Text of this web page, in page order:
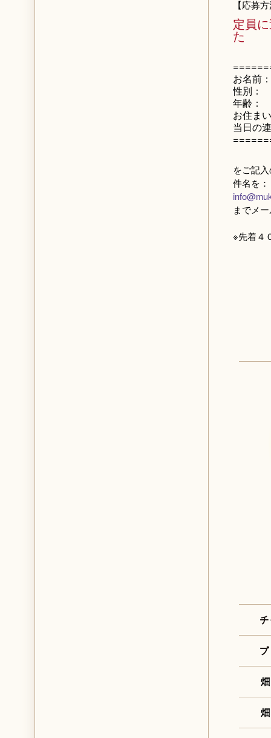
【応募
定員
た
お名前：
性別：
年齢：
お住ま
当日の
をご記
件名を
までメ
※先着４